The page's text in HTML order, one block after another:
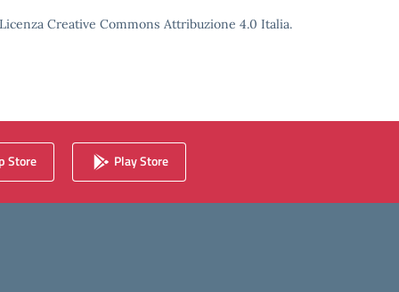
Creative Commons Attribuzione 4.0 Italia.
Store Play Store